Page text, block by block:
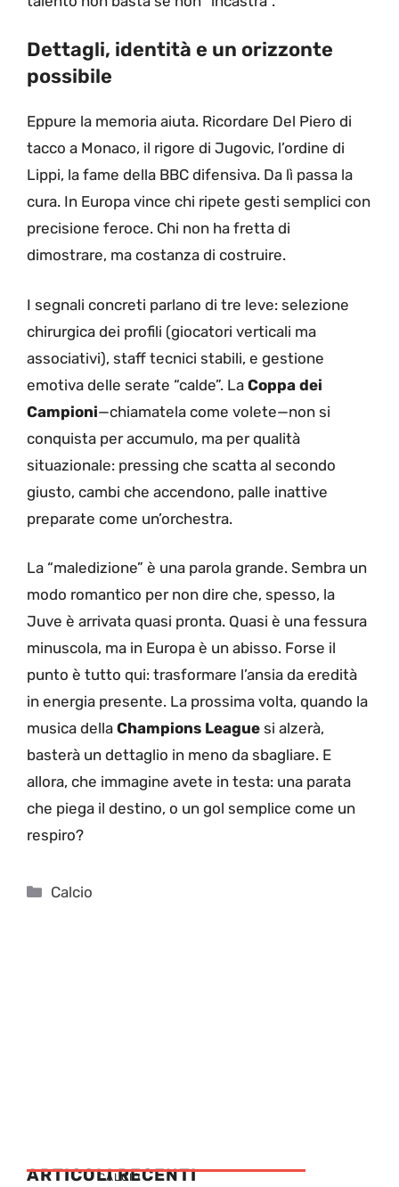
Dettagli, identità e un orizzonte
possibile
Eppure la memoria aiuta. Ricordare Del Piero di
tacco a Monaco, il rigore di Jugovic, l’ordine di
Lippi, la fame della BBC difensiva. Da lì passa la
cura. In Europa vince chi ripete gesti semplici con
precisione feroce. Chi non ha fretta di
dimostrare, ma costanza di costruire.
I segnali concreti parlano di tre leve: selezione
chirurgica dei profili (giocatori verticali ma
associativi), staff tecnici stabili, e gestione
emotiva delle serate “calde”. La Coppa dei
Campioni—chiamatela come volete—non si
conquista per accumulo, ma per qualità
situazionale: pressing che scatta al secondo
giusto, cambi che accendono, palle inattive
preparate come un’orchestra.
La “maledizione” è una parola grande. Sembra un
modo romantico per non dire che, spesso, la
Juve è arrivata quasi pronta. Quasi è una fessura
minuscola, ma in Europa è un abisso. Forse il
punto è tutto qui: trasformare l’ansia da eredità
in energia presente. La prossima volta, quando la
musica della Champions League si alzerà,
basterà un dettaglio in meno da sbagliare. E
allora, che immagine avete in testa: una parata
che piega il destino, o un gol semplice come un
respiro?
Categorie
Calcio
ARTICOLI RECENTI
CALCIO